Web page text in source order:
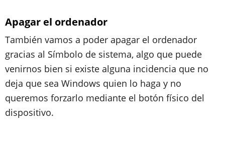
Apagar el ordenador
También vamos a poder apagar el ordenador
gracias al Símbolo de sistema, algo que puede
venirnos bien si existe alguna incidencia que no
deja que sea Windows quien lo haga y no
queremos forzarlo mediante el botón físico del
dispositivo.